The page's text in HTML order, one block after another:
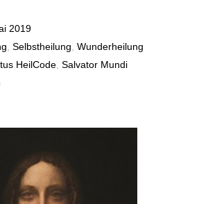
2019
,Selbstheilung ,Wunderheilung
HeilCode ,Salvator Mundi